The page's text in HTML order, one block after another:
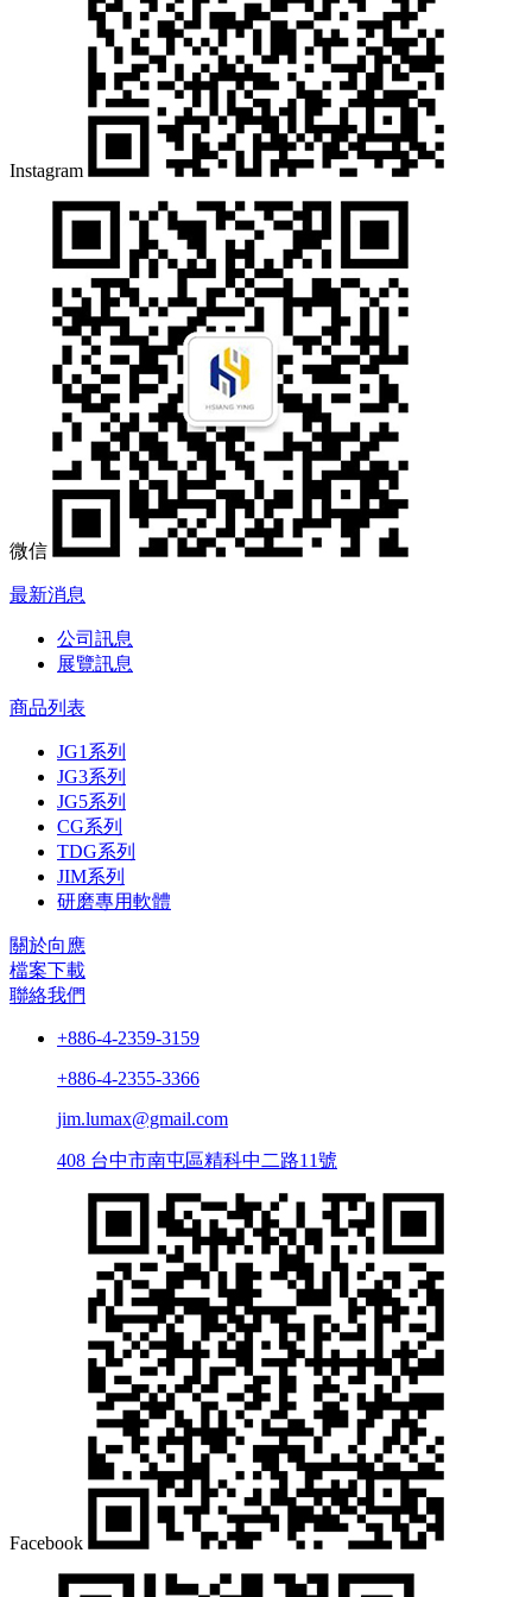
Instagram
微信
最新消息
公司訊息
展覽訊息
商品列表
JG1系列
JG3系列
JG5系列
CG系列
TDG系列
JIM系列
研磨專用軟體
關於向應
檔案下載
聯絡我們
+886-4-2359-3159
+886-4-2355-3366
jim.lumax@gmail.com
408 台中市南屯區精科中二路11號
Facebook